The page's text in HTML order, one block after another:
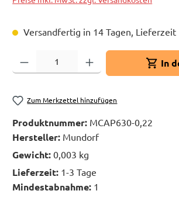
Versandfertig in 14 Tagen, Lieferzeit
Produkt Anzahl: Gib den gewünschten
In
Zum Merkzettel hinzufügen
Produktnummer: MCAP630-0,22
Hersteller: Mundorf
Gewicht:0,003 kg
Lieferzeit: 1-3 Tage
Mindestabnahme: 1